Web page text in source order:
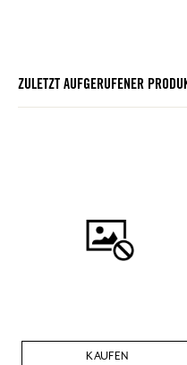
ZULETZT AUFGERUFENER
KAUFEN